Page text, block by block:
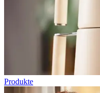
Produkte